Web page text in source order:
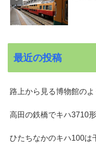
最近の投稿
路上から見る博物館の
高田の鉄橋でキハ3710
ひたちなかのキハ100は